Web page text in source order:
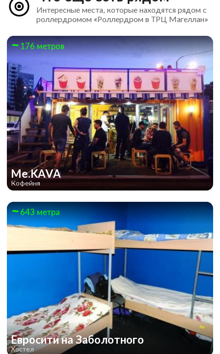
Интересные места, которые находятся рядом с
роллердромом «Роллердром в ТРЦ Магеллан»
176 метров
Me.KAVA
Кофейня
643 метра
Евросити на Заболотного
Хостел